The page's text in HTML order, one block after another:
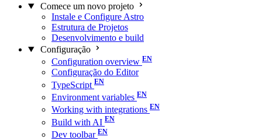
Comece um novo projeto
Instale e Configure Astro
Estrutura de Projetos
Desenvolvimento e build
Configuração
Configuration overview
Configuração do Editor
TypeScript
Environment variables
Working with integrations
Build with AI
Dev toolbar